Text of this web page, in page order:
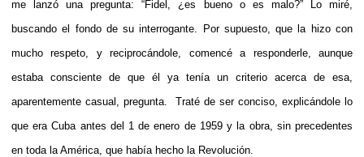
me lanzó una pregunta: “Fidel, ¿es bueno o es malo?” Lo miré,
buscando el fondo de su interrogante. Por supuesto, que la hizo con
mucho respeto, y reciprocándole, comencé a responderle, aunque
estaba consciente de que él ya tenía un criterio acerca de esa,
aparentemente casual, pregunta. Traté de ser conciso, explicándole lo
que era Cuba antes del 1 de enero de 1959 y la obra, sin precedentes
en toda la América, que había hecho la Revolución.